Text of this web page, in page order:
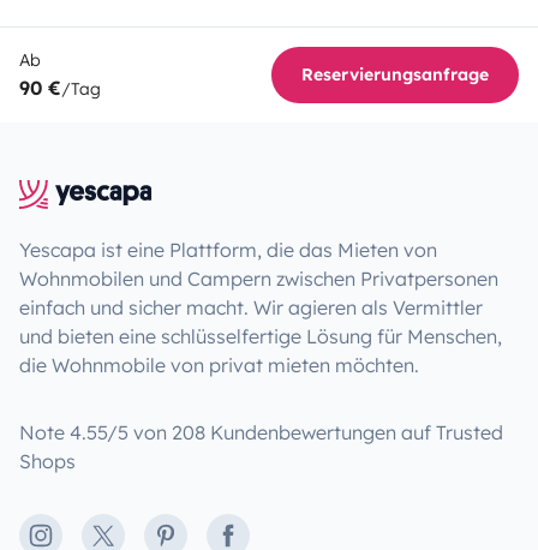
Ab
90 €/Tag
Reservierungsanfrage
Yescapa ist eine Plattform, die das Mieten von
Wohnmobilen und Campern zwischen Privatpersonen
einfach und sicher macht. Wir agieren als Vermittler
und bieten eine schlüsselfertige Lösung für Menschen,
die Wohnmobile von privat mieten möchten.
Note 4.55/5 von 208 Kundenbewertungen auf Trusted
Shops
Instagram
X PinterestFacebook